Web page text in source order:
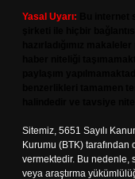
Yasal Uyarı:
Sitemiz, 5651 Sayılı
Kurumu (BTK) tarafından
vermektedir. Bu nedenle,
veya araştırma